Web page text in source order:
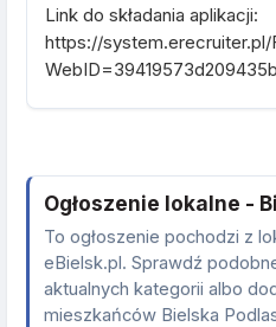
Link do składania aplikacji:
https://system.erecruiter.pl/
Ogłoszenie lokalne -
To ogłoszenie pochodzi z
eBielsk.pl. Sprawdź
aktualnych kategorii albo
mieszkańców Bielska